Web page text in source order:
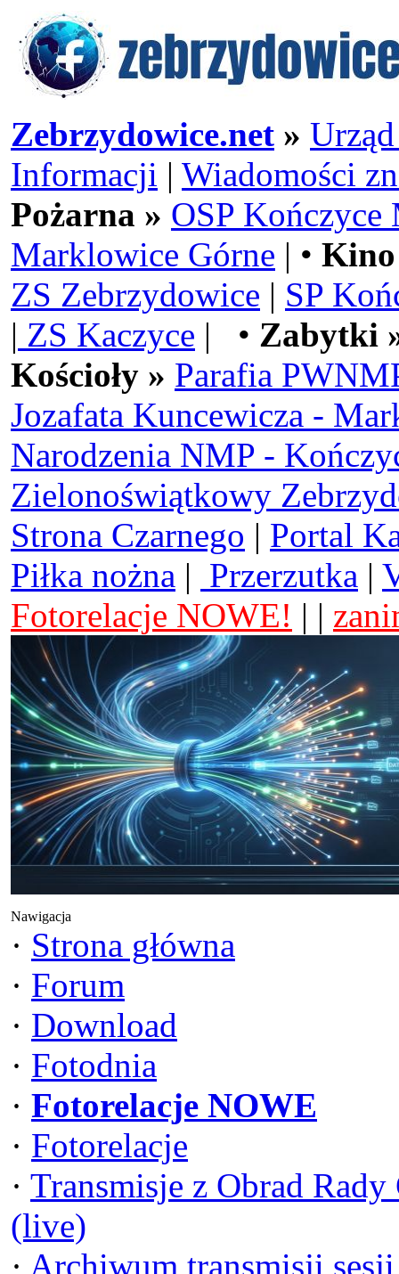
Zebrzydowice.net »
Informacji | Wiadomości
Pożarna » OSP Kończyce
Marklowice Górne | •
ZS Zebrzydowice | SP
| ZS Kaczyce | • Zabytki
Kościoły » Parafia
Jozafata Kuncewicza -
Narodzenia NMP -
Zielonoświątkowy
Strona Czarnego | Portal
Piłka nożna | Przerzutka |
Fotorelacje NOWE! | |
Nawigacja
· Strona główna
· Forum
· Download
· Fotodnia
· Fotorelacje NOWE
· Fotorelacje
· Transmisje z Obrad
(live)
· Archiwum transmisji